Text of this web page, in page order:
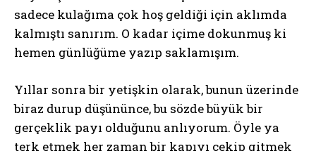
sadece kulağıma çok hoş geldiği için aklımda
kalmıştı sanırım. O kadar içime dokunmuş ki
hemen günlüğüme yazıp saklamışım.
Yıllar sonra bir yetişkin olarak, bunun üzerinde
biraz durup düşününce, bu sözde büyük bir
gerçeklik payı olduğunu anlıyorum. Öyle ya
terk etmek her zaman bir kapıyı çekip gitmek